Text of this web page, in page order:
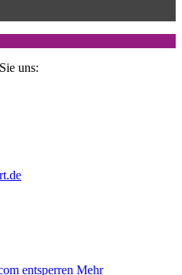
uns:
entsperren Mehr